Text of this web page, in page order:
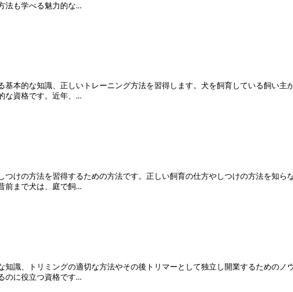
法も学べる魅力的な...
基本的な知識、正しいトレーニング方法を習得します。犬を飼育している飼い主
な資格です。近年、...
つけの方法を習得するための方法です。正しい飼育の仕方やしつけの方法を知ら
前まで犬は、庭で飼...
知識、トリミングの適切な方法やその後トリマーとして独立し開業するためのノ
のに役立つ資格です...